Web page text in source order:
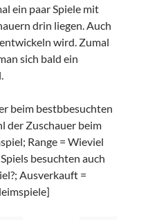
ein paar Spiele mit
drin liegen. Auch
wird. Zumal
sich bald ein
beim bestbbesuchten
der Zuschauer beim
Range = Wieviel
besuchten auch
Ausverkauft =